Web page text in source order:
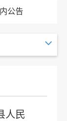
公告
人民